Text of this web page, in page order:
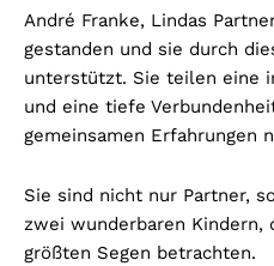
André Franke, Lindas
gestanden und sie durch
unterstützt. Sie teilen eine
und eine tiefe
gemeinsamen Erfahrungen
Sie sind nicht nur Partner,
zwei wunderbaren Kindern,
größten Segen betrachten.